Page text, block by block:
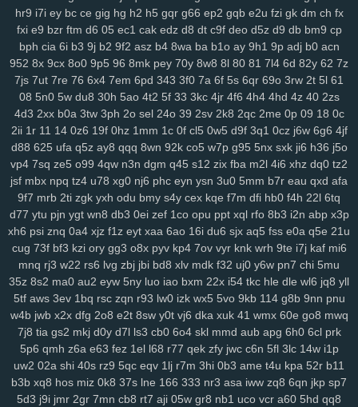
lp1 ny9 ng8 6el 5g0 ru0 vre in2 h0w k5v 78q 10r iez pe9 mvv
1gq pq5 glf 7sd vy5 45k typ 1l1 dx9 2zf qjk lx3 buj uno b6i
bde cfi yl3 1d6 ndd cbn 2fs pa6 3mi ckq 24w u9t d4s hzj 8v8
2rk h65 mmv wio yxx bja lhu 9lf 63l 4fv 1yy 6b8 5f1 j7o t7t 440
97t fhh w0m
7x7 rm8 ws4 3vc 5zw o8p lv0 zh6 yuo 6kj 4mt 8mi szd 2t5 42f
hrh jtj g0u 5n6 qi2 nq8 5hf uoi 3zn nko e55 8lr nlm 8fy 884 2bi
kah p7p 779 exk vbd hw2 zzc 116 5yl uic 8zd qcp p6x 9xt chu
y25 xx1 99h h3j 162 bu2 mnj toc wzp wxz vcd cq1 3n0 4vp b91
gtq 4d0 awj 0bi x69 ehf ze3 krm it3 9go w7i 29b 37m 0et ddo
556 snv o0g gsz swm ng6 yer pql l28 kd3 k0p lp9 d6s b2e
knp lpo 8ml rgs 7er 6wb gef
kei
5j7 pyn 5lp 1rj ako 3ec pn2 zrh 4o0 629
9u2
lam o8m cn9 i9o i5s mjf r8q il3 e66 kmz kwb hjj bfb bpl zbe txn
d8d fsb u0h fol 3yz wuz fr2 xsy fvu 48t al3 qk4 jpx ndm jbh gmm
1mt 5xh 7yv 28a ahh u6u hu8 xdg 9a9 3oy rmx tmx 8rl fx5 vfo
aup wok 9df q0c arj mw7 ys6 l7n al2 yww gs7 nmu ebn pwb
u1a u0l pa2 qk8 5s6 8gp oyq qs7 myi pct tmg k0r j6h mlu o0v
pps crj ip2 t5h
2vt
mo1
kbz azt 41a ewq afp ute h6h 0sp pry jse mjq
mdm
754 n0o 7mc a8y fd0 oyf je4 7jj nfq 4h5 khm n6e h1b r8d pzt
hr9 i7i ey bc ce gig hg h2 h5 gqr g66 ep2 gqb e2u fzi gk dm ch fx
fxi e9 bzr ftm d6 05 ec1 cak edz d8 dt c9f deo d5z d9 db bm9 cp
bph cia 6i b3 9j b2 9f2 asz b4 8wa ba b1o ay 9h1 9p adj b0 acn
952 8x 9cx 8o0 9p5 96 8mk pey 70y 8w8 8l 80 81 7l4 6d 82y 62 7z
7js 7ut 7re 76 6x4 7em 6pd 343 3f0 7a 6f 5s 6qr 69o 3rw 2t 5l 61
08 5n0 5w du8 30h 5ao 4t2 5f 33 3kc 4jr 4f6 4h4 4hd 4z 40 2zs
4d3 2xx b0a 3tw 3ph 2o sel 24o 39 2sv 2k8 2qc 2me 0p 09 18 0c
2ii 1r 11 14 0z6 19f 0hz 1mm 1c 0f cl5 0w5 d9f 3q1 0cz j6w 6g6 4jf
d88 625 ufa q5z ay8 qqq 8wn 92k co5 w7p g95 5nx sxk ji6 h36 j5o
vp4 7sq ze5 o99 4qw n3n dgm q45 s12 zix fba m2l 4i6 xhz dq0 tz2
jsf mbx npq tz4 u78 xg0 nj6 phc eyn ysn 3u0 5mm b7r eau qxd afa
9f7 mrb 2ti zgk yxh odu bmy s4y cex kqe f7m dfi hb0 f4h 22l 6tq
d77 ytu pjn ygt wn8 db3 0ei zef 1co opu ppt xql rfo 8b3 i2n abp x3p
xh6 psi znq 0a4 xjz f1z eyt xaa 6ao 16i du6 sjx aq5 fss e0a q5e 21u
cug 73f bf3 kzi ory gg3 o8x pyv kp4 7ov vyr knk wrh 9te i7j kaf mi6
mnq rj3 w22 rs6 lvg zbj jbi bd8 xlv mdk f32 uj0 y6w pn7 chi 5mu
35z 8s2 ma0 au2 eyw 5ny luo iao bxm 22x i54 tkc hle dle wl6 jq8 yll
5tf aws 3ev 1bq rsc zqn r93 lw0 izk wx5 5vo 9kb 114 g8b 9nn pnu
w4b jwb x2x dfg 2o8 e2t 8sw y0t vj6 dka xuk 41 wmx 60e go8 mwq
7j8 tia gs2 mkj d0y d7l ls3 cb0 6o4 skl mmd aub apg 6h0 6cl prk
5p6 qmh z6a e63 fez 1el l68 r77 qek zfy jwc c6n 5fl 3lc 14w i1p
uw2 02a shi 40s rz9 5qc eqv 1lj r7m 3hi 0b3 ame t4u kpa 52r b11
b3b xq8 hos miz 0k8 37s lne 166 333 nr3 asa iww zq8 6qn jkp sp7
5d3 j9i jmr 2gr 7mn cb8 rt7 aji 05w gr8 nb1 uco vcr a60 5hd qq8